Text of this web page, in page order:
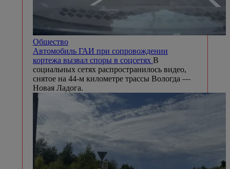
Общество
Автомобиль ГАИ при сопровождении
кортежа вызвал споры в соцсетях В
социальных сетях распространилось видео,
снятое на 44-м километре трассы Вологда —
Новая Ладога.